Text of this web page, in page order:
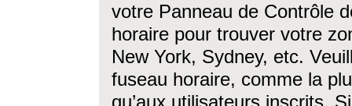
votre Panneau de Contrôle
horaire pour trouver votre
New York, Sydney, etc.
fuseau horaire, comme la